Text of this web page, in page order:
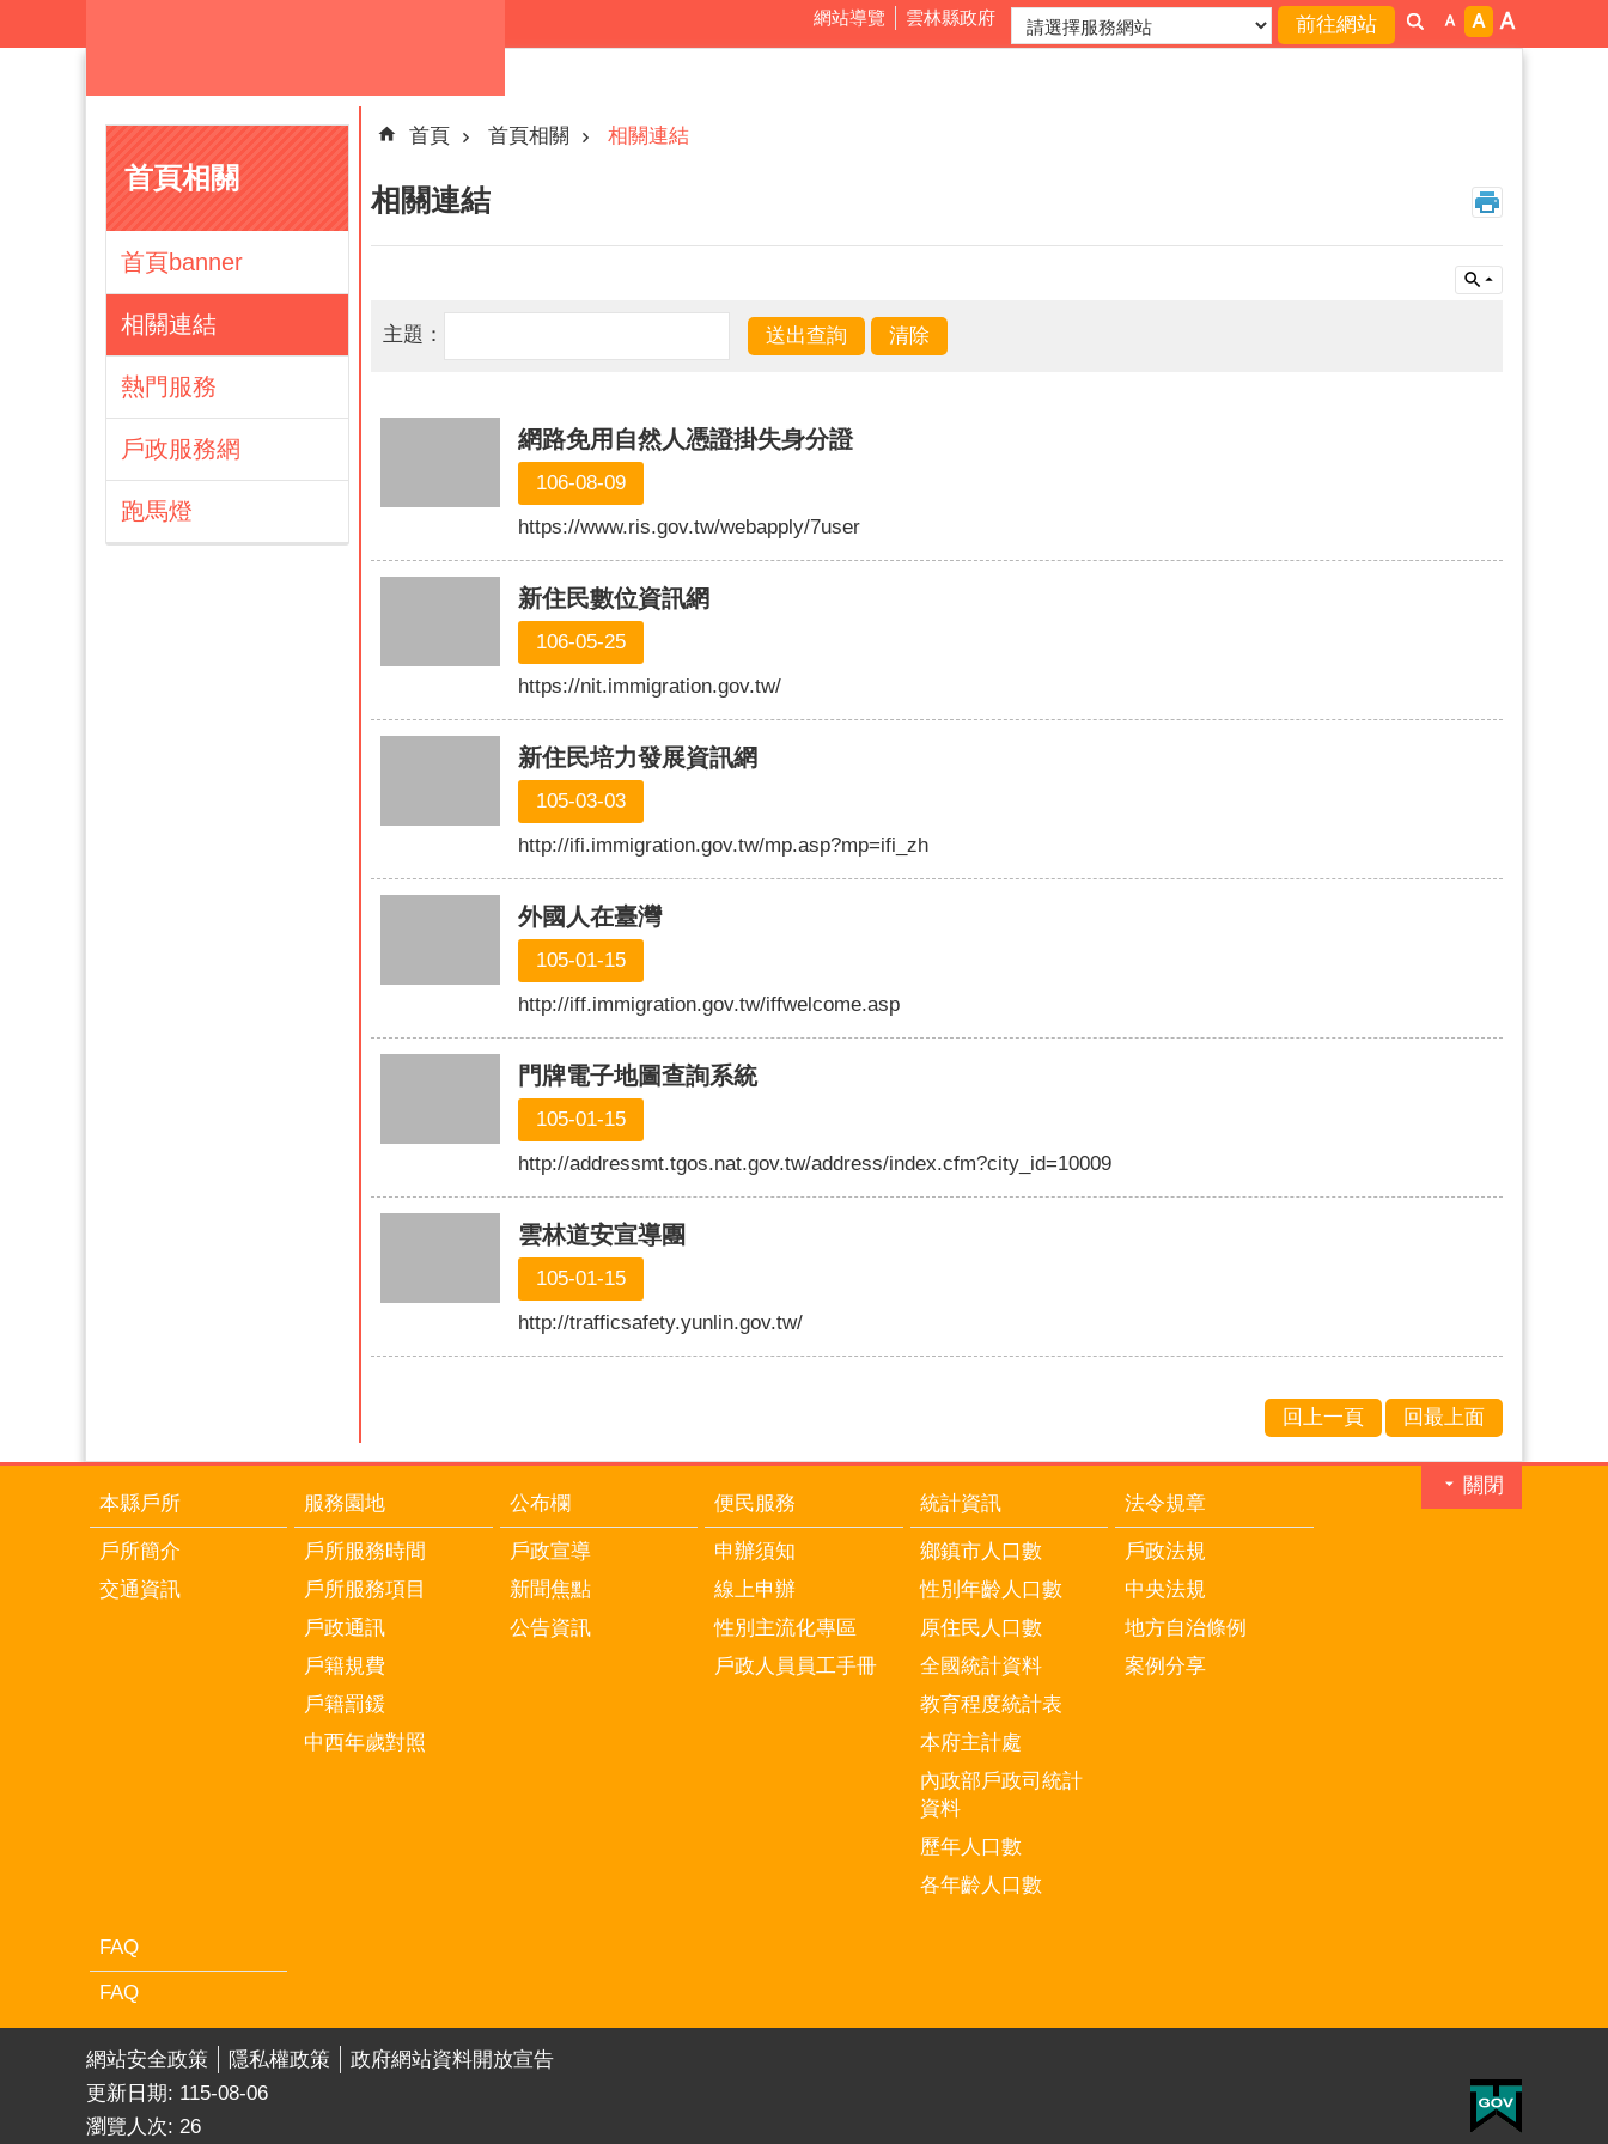
網站導覽 雲林縣政府
首頁相關
首頁banner
相關連結
熱門服務
戶政服務網
跑馬燈
首頁 首頁相關 相關連結
相關連結
主題：
網路免用自然人憑證掛失身分證
106-08-09
https://www.ris.gov.tw/webapply/7user
新住民數位資訊網
106-05-25
https://nit.immigration.gov.tw/
新住民培力發展資訊網
105-03-03
http://ifi.immigration.gov.tw/mp.asp?mp=ifi_zh
外國人在臺灣
105-01-15
http://iff.immigration.gov.tw/iffwelcome.asp
門牌電子地圖查詢系統
105-01-15
http://addressmt.tgos.nat.gov.tw/address/index.cfm?city_id=10009
雲林道安宣導團
105-01-15
http://trafficsafety.yunlin.gov.tw/
回上一頁 回最上面
關閉
本縣戶所
戶所簡介
交通資訊
服務園地
戶所服務時間
戶所服務項目
戶政通訊
戶籍規費
戶籍罰鍰
中西年歲對照
公布欄
戶政宣導
新聞焦點
公告資訊
便民服務
申辦須知
線上申辦
性別主流化專區
戶政人員員工手冊
統計資訊
鄉鎮市人口數
性別年齡人口數
原住民人口數
全國統計資料
教育程度統計表
本府主計處
內政部戶政司統計
資料
歷年人口數
各年齡人口數
法令規章
戶政法規
中央法規
地方自治條例
案例分享
FAQ
FAQ
網站安全政策 隱私權政策
政府網站資料開放宣告
更新日期: 115-08-06
瀏覽人次: 26